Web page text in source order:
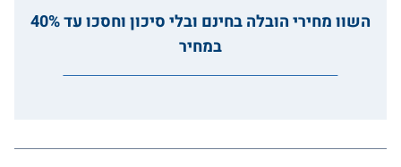
השוו מחירי הובלה בחינם ובלי סיכון וחסכו עד 40%
במחיר